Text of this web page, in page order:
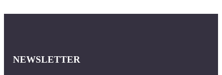
NEWSLETTER